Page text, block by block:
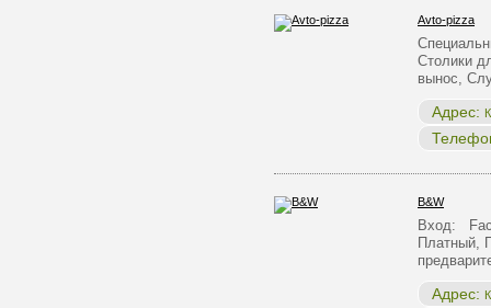
Avto-pizza
Столики
вынос,
Адрес:
B&W
Вход:
Платный,
Адрес: